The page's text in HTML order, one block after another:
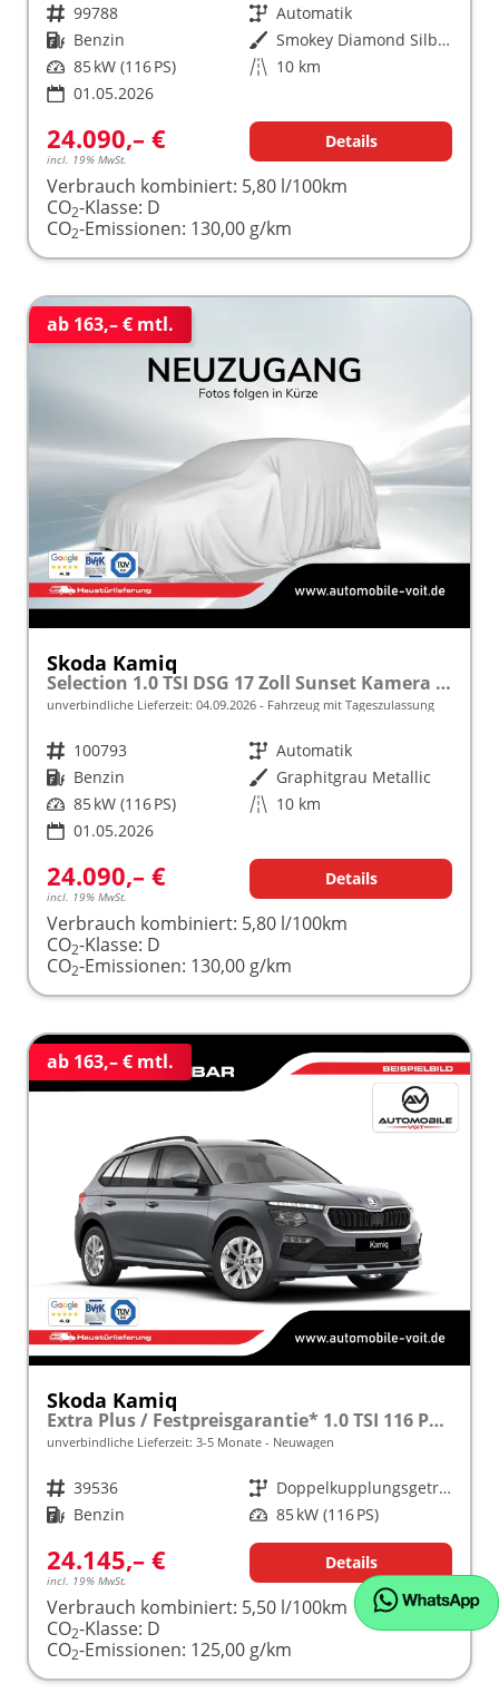
Fahrzeugnr. 99788 Getriebe Automatik
Kraftstoff Benzin Außenfarbe
Smokey Diamond Silber Metallic
Leistung 85 kW (116 PS) Kilometerstand 10 km
01.05.2026
24.090,– €
incl. 19% MwSt.
Details
Verbrauch kombiniert: 5,80 l/100km
CO2-Klasse: D
CO2-Emissionen: 130,00 g/km
ab 163,– € mtl.
Skoda Kamiq
Selection 1.0 TSI DSG 17 Zoll Sunset Kamera PDC v+h
unverbindliche Lieferzeit: 04.09.2026 Fahrzeug mit Tageszulassung
Fahrzeugnr. 100793 Getriebe Automatik
Kraftstoff Benzin Außenfarbe Graphitgrau Metallic
Leistung 85 kW (116 PS) Kilometerstand 10 km
01.05.2026
24.090,– €
incl. 19% MwSt.
Details
Verbrauch kombiniert: 5,80 l/100km
CO2-Klasse: D
CO2-Emissionen: 130,00 g/km
ab 163,– € mtl.
Skoda Kamiq
Extra Plus / Festpreisgarantie* 1.0 TSI 116 PS DSG frei konfigurierbar!
unverbindliche Lieferzeit: 3-5 Monate Neuwagen
Fahrzeugnr. 39536 Getriebe
Doppelkupplungsgetriebe (DSG)
Kraftstoff Benzin Leistung 85 kW (116 PS)
24.145,– €
incl. 19% MwSt.
Details
Verbrauch kombiniert: 5,50 l/100km
CO2-Klasse: D
CO2-Emissionen: 125,00 g/km